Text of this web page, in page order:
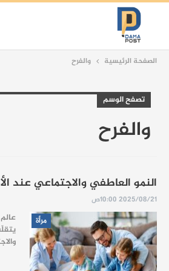
الصفحة الرئيسية والفرح
تصفح الوسم
والفرح
النمو العاطفي والاجتماعي عند
2025/08/21 10:00ص
مرأة